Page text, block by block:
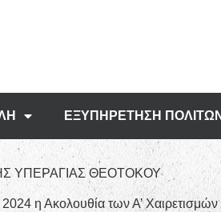
ΕΞΥΠΗΡΕΤΗΣΗ ΠΟΛΙΤΩΝ
ΥΠΕΡΑΓΙΑΣ ΘΕΟΤΟΚΟΥ
η Ακολουθία των Α’